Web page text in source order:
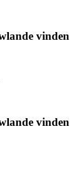
vinden
vinden